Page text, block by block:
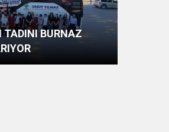
TADINI BURNAZ